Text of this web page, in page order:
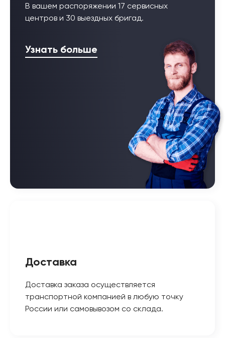
В вашем распоряжении 17 сервисных
центров и 30 выездных бригад.
Узнать больше
Доставка
Доставка заказа осуществляется
транспортной компанией в любую точку
России или самовывозом со склада.